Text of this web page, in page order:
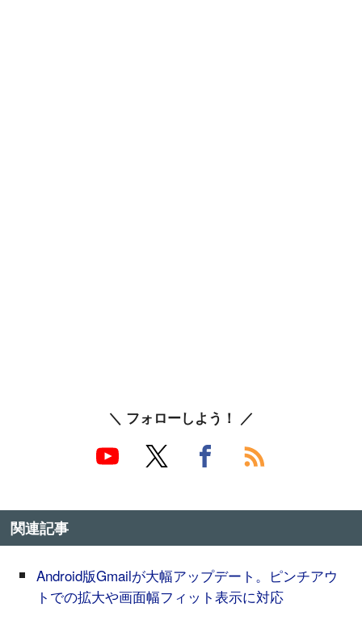
＼ フォローしよう！ ／
関連記事
Android版Gmailが大幅アップデート。ピンチアウ
トでの拡大や画面幅フィット表示に対応